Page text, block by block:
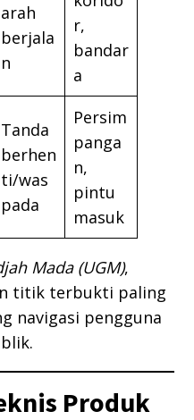
arah
berjala
n
r,
bandar
a
Tanda
berhen
ti/was
pada
Persim
panga
n,
pintu
masuk
Mada (UGM),
titik terbukti paling
navigasi pengguna
Produk